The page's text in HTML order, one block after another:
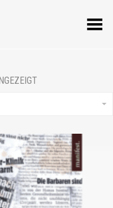
Menü umschalten